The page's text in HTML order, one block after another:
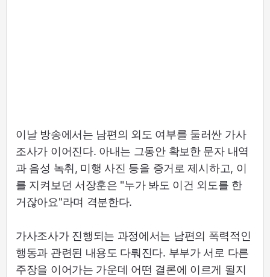
이날 방송에서는 남편의 외도 여부를 둘러싼 가사
조사가 이어진다. 아내는 그동안 확보한 문자 내역
과 음성 녹취, 미행 사진 등을 증거로 제시하고, 이
를 지켜보던 서장훈은 "누가 봐도 이건 외도를 한
거잖아요"라며 격분한다.
가사조사가 진행되는 과정에서는 남편의 폭력적인
행동과 관련된 내용도 다뤄진다. 부부가 서로 다른
주장을 이어가는 가운데 어떤 결론에 이르게 될지